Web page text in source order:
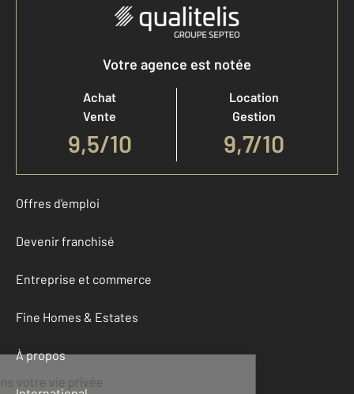
Votre agence est notée
Achat
Vente
9,5/10
Location
Gestion
9,7/10
Offres d'emploi
Devenir franchisé
Entreprise et commerce
Fine Homes & Estates
À propos